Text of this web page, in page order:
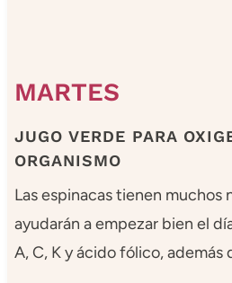
MARTES
JUGO VERDE PARA
ORGANISMO
Las espinacas tienen muchos
ayudarán a empezar bien el
A, C, K y ácido fólico, además